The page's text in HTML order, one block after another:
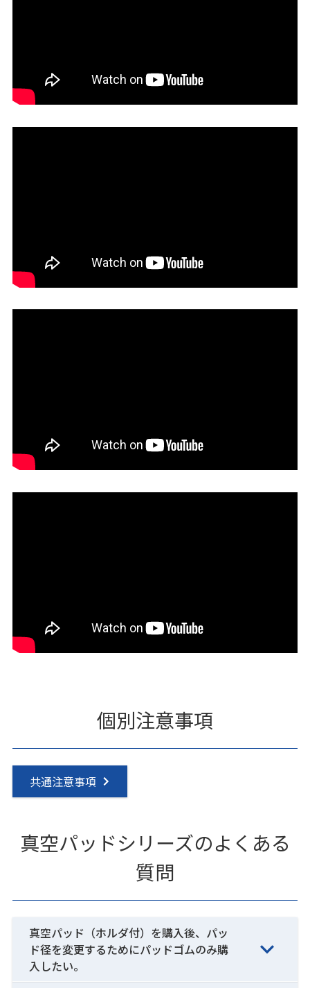
個別注意事項
共通注意事項
真空パッドシリーズのよくある
質問
真空パッド（ホルダ付）を購入後、パッ
ド径を変更するためにパッドゴムのみ購
入したい。